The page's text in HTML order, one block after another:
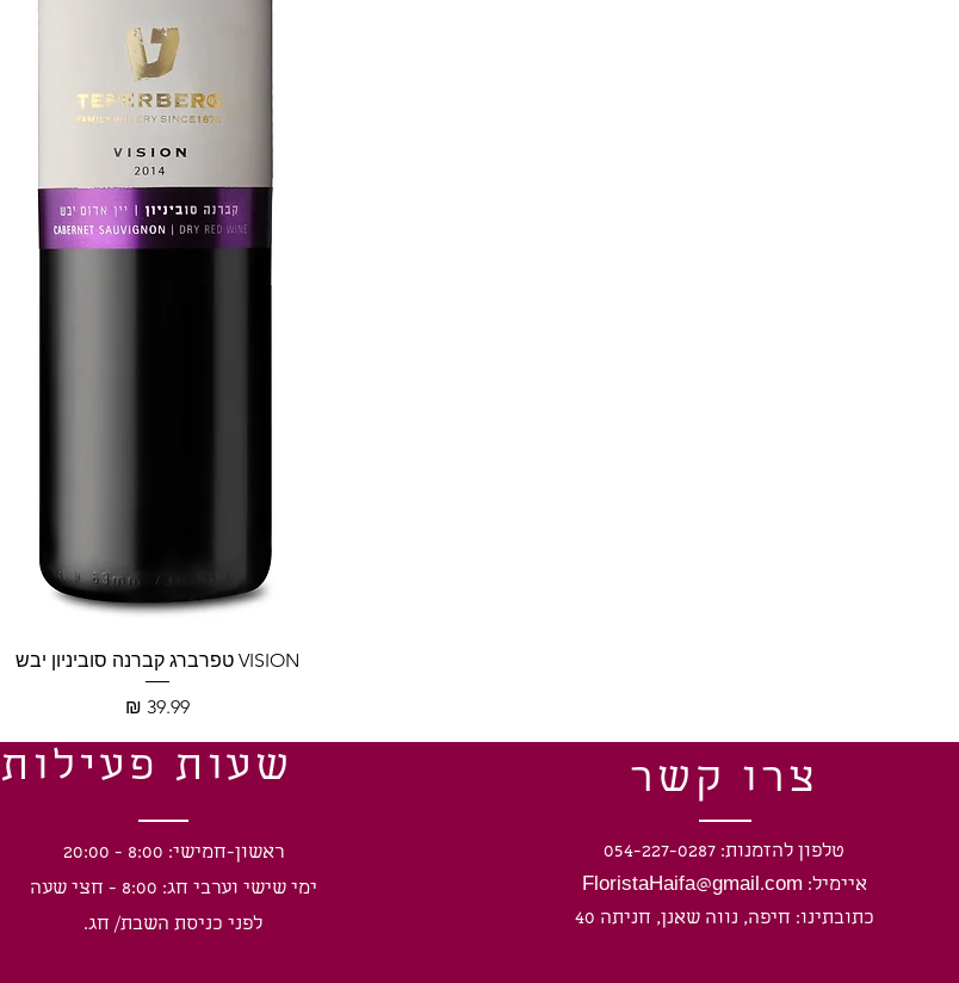
תצוגה מהירה
VISION טפרברג קברנה סוביניון יבש
מחיר
שעות פעילות
ראשון-חמישי: 8:00 - 20:00
ימי שישי וערבי חג: 8:00 - חצי שעה
לפני כניסת השבת/ חג.
צרו קשר
טלפון להזמנות: 054-227-0287
איימיל: FloristaHaifa@gmail.com
כתובתינו: חיפה, נווה שאנן, חניתה 40